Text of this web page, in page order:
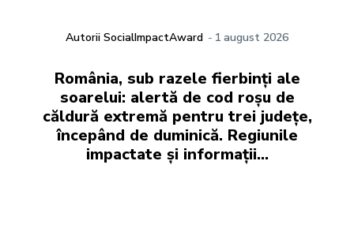
Autorii SocialImpactAward - 1 august 2026
România, sub razele fierbinți ale
soarelui: alertă de cod roșu de
căldură extremă pentru trei județe,
începând de duminică. Regiunile
impactate și informații…